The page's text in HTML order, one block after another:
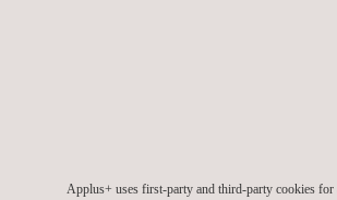
bem como abordar e perspectivar os
Applus+ uses first-party and third-party cookies for